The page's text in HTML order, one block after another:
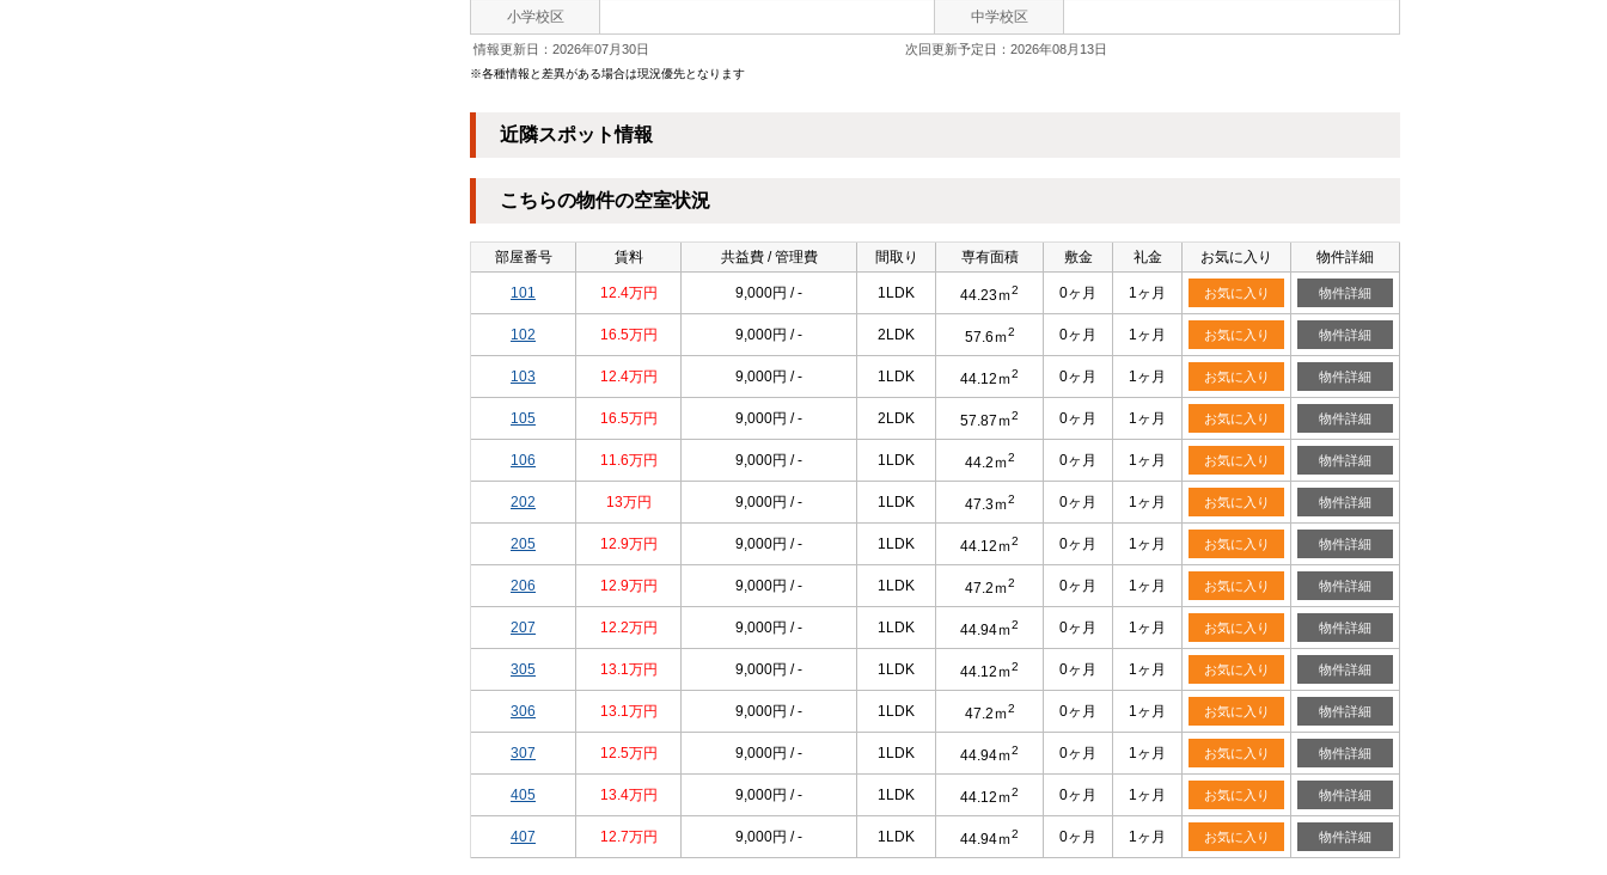
小学校区 中学校区
情報更新日：2026年07月30日 次回更新予定日：2026年08月13日
※各種情報と差異がある場合は現況優先となります
近隣スポット情報
こちらの物件の空室状況
部屋番号 賃料 共益費 / 管理費 間取り 専有面積 敷金 礼金 お気に入り 物件詳細
101 12.4万円 9,000円 / - 1LDK 44.23ｍ2 0ヶ月 1ヶ月 お気に入り 物件詳細
102 16.5万円 9,000円 / - 2LDK 57.6ｍ2 0ヶ月 1ヶ月 お気に入り 物件詳細
103 12.4万円 9,000円 / - 1LDK 44.12ｍ2 0ヶ月 1ヶ月 お気に入り 物件詳細
105 16.5万円 9,000円 / - 2LDK 57.87ｍ2 0ヶ月 1ヶ月 お気に入り 物件詳細
106 11.6万円 9,000円 / - 1LDK 44.2ｍ2 0ヶ月 1ヶ月 お気に入り 物件詳細
202 13万円 9,000円 / - 1LDK 47.3ｍ2 0ヶ月 1ヶ月 お気に入り 物件詳細
205 12.9万円 9,000円 / - 1LDK 44.12ｍ2 0ヶ月 1ヶ月 お気に入り 物件詳細
206 12.9万円 9,000円 / - 1LDK 47.2ｍ2 0ヶ月 1ヶ月 お気に入り 物件詳細
207 12.2万円 9,000円 / - 1LDK 44.94ｍ2 0ヶ月 1ヶ月 お気に入り 物件詳細
305 13.1万円 9,000円 / - 1LDK 44.12ｍ2 0ヶ月 1ヶ月 お気に入り 物件詳細
306 13.1万円 9,000円 / - 1LDK 47.2ｍ2 0ヶ月 1ヶ月 お気に入り 物件詳細
307 12.5万円 9,000円 / - 1LDK 44.94ｍ2 0ヶ月 1ヶ月 お気に入り 物件詳細
405 13.4万円 9,000円 / - 1LDK 44.12ｍ2 0ヶ月 1ヶ月 お気に入り 物件詳細
407 12.7万円 9,000円 / - 1LDK 44.94ｍ2 0ヶ月 1ヶ月 お気に入り 物件詳細